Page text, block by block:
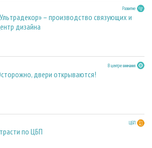
Развитие
– производство связующих и
дизайна
В центре внимания
двери открываются!
ЦБП
по ЦБП